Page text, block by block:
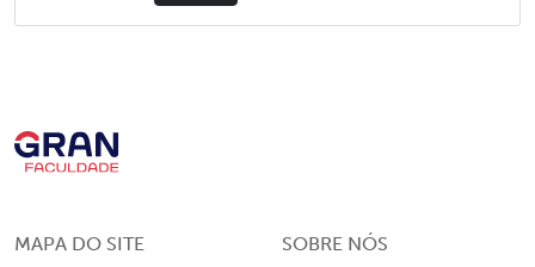
MAPA DO SITE SOBRE NÓS